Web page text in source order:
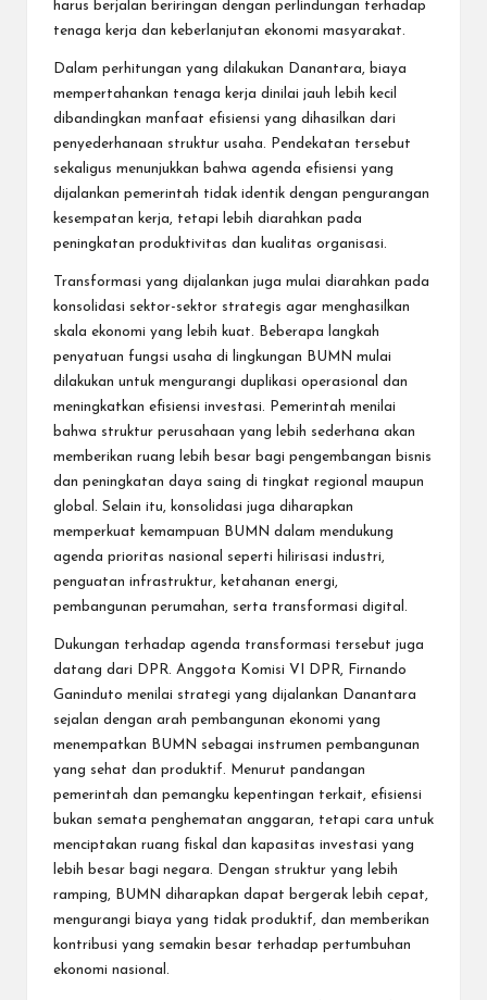
harus berjalan beriringan dengan perlindungan terhadap
tenaga kerja dan keberlanjutan ekonomi masyarakat.
Dalam perhitungan yang dilakukan Danantara, biaya
mempertahankan tenaga kerja dinilai jauh lebih kecil
dibandingkan manfaat efisiensi yang dihasilkan dari
penyederhanaan struktur usaha. Pendekatan tersebut
sekaligus menunjukkan bahwa agenda efisiensi yang
dijalankan pemerintah tidak identik dengan pengurangan
kesempatan kerja, tetapi lebih diarahkan pada
peningkatan produktivitas dan kualitas organisasi.
Transformasi yang dijalankan juga mulai diarahkan pada
konsolidasi sektor-sektor strategis agar menghasilkan
skala ekonomi yang lebih kuat. Beberapa langkah
penyatuan fungsi usaha di lingkungan BUMN mulai
dilakukan untuk mengurangi duplikasi operasional dan
meningkatkan efisiensi investasi. Pemerintah menilai
bahwa struktur perusahaan yang lebih sederhana akan
memberikan ruang lebih besar bagi pengembangan bisnis
dan peningkatan daya saing di tingkat regional maupun
global. Selain itu, konsolidasi juga diharapkan
memperkuat kemampuan BUMN dalam mendukung
agenda prioritas nasional seperti hilirisasi industri,
penguatan infrastruktur, ketahanan energi,
pembangunan perumahan, serta transformasi digital.
Dukungan terhadap agenda transformasi tersebut juga
datang dari DPR. Anggota Komisi VI DPR, Firnando
Ganinduto menilai strategi yang dijalankan Danantara
sejalan dengan arah pembangunan ekonomi yang
menempatkan BUMN sebagai instrumen pembangunan
yang sehat dan produktif. Menurut pandangan
pemerintah dan pemangku kepentingan terkait, efisiensi
bukan semata penghematan anggaran, tetapi cara untuk
menciptakan ruang fiskal dan kapasitas investasi yang
lebih besar bagi negara. Dengan struktur yang lebih
ramping, BUMN diharapkan dapat bergerak lebih cepat,
mengurangi biaya yang tidak produktif, dan memberikan
kontribusi yang semakin besar terhadap pertumbuhan
ekonomi nasional.